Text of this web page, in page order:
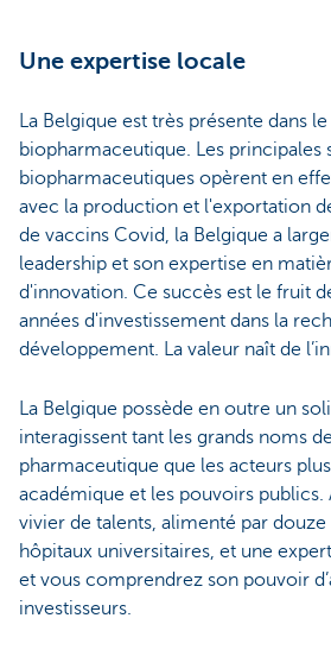
Une expertise locale
La Belgique est très présente dans
biopharmaceutique. Les principales
biopharmaceutiques opèrent en
avec la production et l'exportation
de vaccins Covid, la Belgique a
leadership et son expertise en
d'innovation. Ce succès est le fruit
années d'investissement dans la
développement. La valeur naît de
La Belgique possède en outre un
interagissent tant les grands noms
pharmaceutique que les acteurs
académique et les pouvoirs publics.
vivier de talents, alimenté par
hôpitaux universitaires, et une
et vous comprendrez son pouvoir
investisseurs.